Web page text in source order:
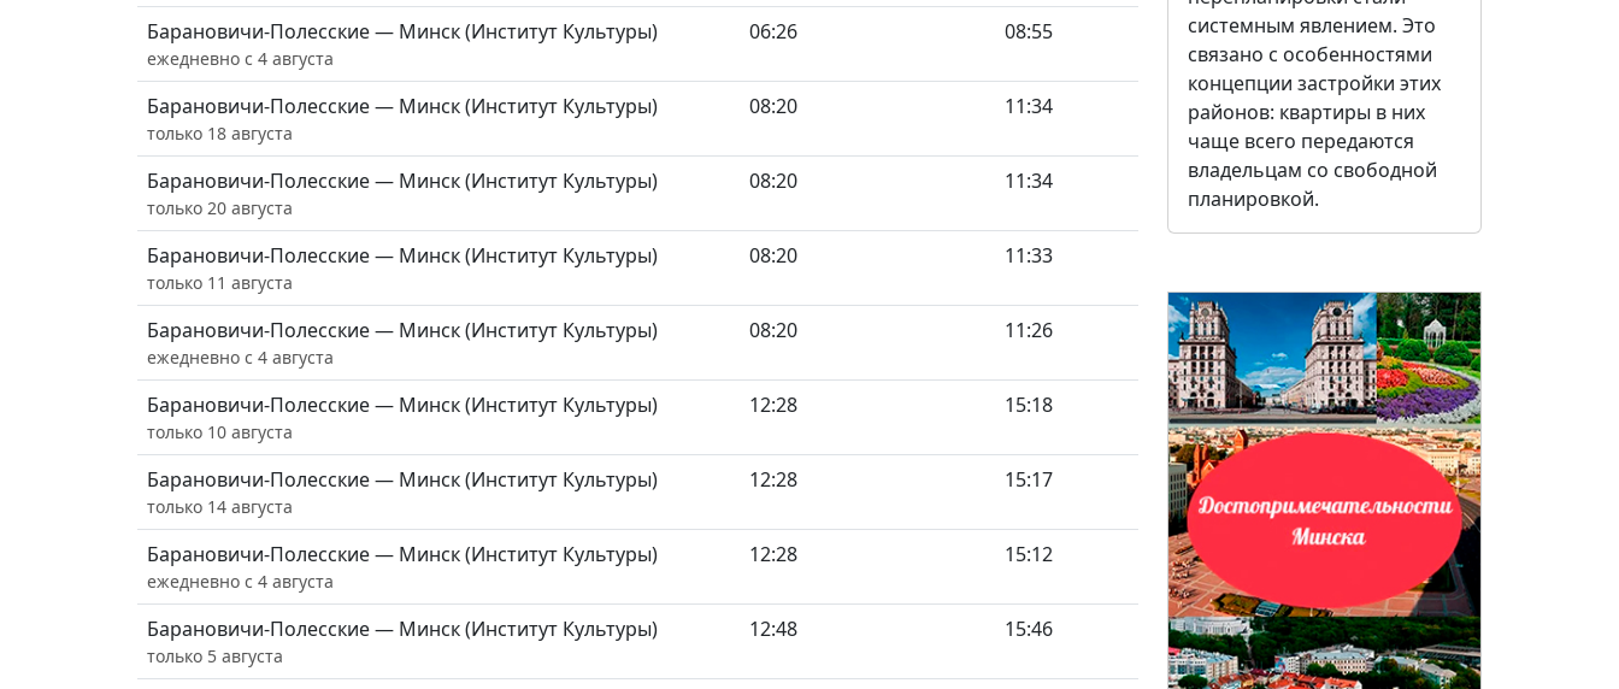
Барановичи-Полесские — Минск (Институт Культуры)
ежедневно с 4 августа
06:26 08:55
Барановичи-Полесские — Минск (Институт Культуры)
только 18 августа
08:20 11:34
Барановичи-Полесские — Минск (Институт Культуры)
только 20 августа
08:20 11:34
Барановичи-Полесские — Минск (Институт Культуры)
только 11 августа
08:20 11:33
Барановичи-Полесские — Минск (Институт Культуры)
ежедневно с 4 августа
08:20 11:26
Барановичи-Полесские — Минск (Институт Культуры)
только 10 августа
12:28 15:18
Барановичи-Полесские — Минск (Институт Культуры)
только 14 августа
12:28 15:17
Барановичи-Полесские — Минск (Институт Культуры)
ежедневно с 4 августа
12:28 15:12
Барановичи-Полесские — Минск (Институт Культуры)
только 5 августа
12:48 15:46
системным явлением. Это
связано с особенностями
концепции застройки этих
районов: квартиры в них
чаще всего передаются
владельцам со свободной
планировкой.